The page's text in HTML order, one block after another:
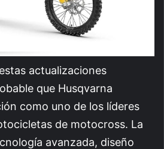
actualizaciones
que Husqvarna
como uno de los líderes
de motocross. La
avanzada, diseño